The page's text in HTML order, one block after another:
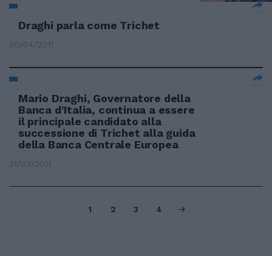
Draghi parla come Trichet
30/04/2011
Mario Draghi, Governatore della
Banca d'Italia, continua a essere
il principale candidato alla
successione di Trichet alla guida
della Banca Centrale Europea
31/03/2011
1 2 3 4